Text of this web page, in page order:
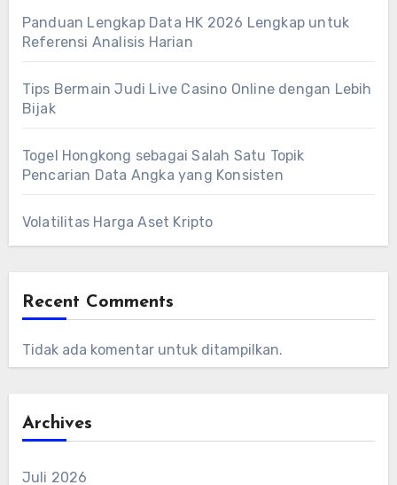
Panduan Lengkap Data HK 2026 Lengkap untuk
Referensi Analisis Harian
Tips Bermain Judi Live Casino Online dengan Lebih
Bijak
Togel Hongkong sebagai Salah Satu Topik
Pencarian Data Angka yang Konsisten
Volatilitas Harga Aset Kripto
Recent Comments
Tidak ada komentar untuk ditampilkan.
Archives
Juli 2026